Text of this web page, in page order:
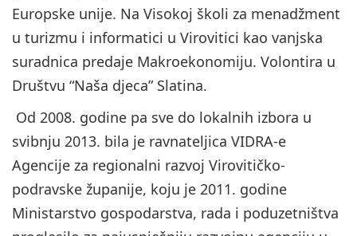
Europske unije. Na Visokoj školi za menadžment
u turizmu i informatici u Virovitici kao vanjska
suradnica predaje Makroekonomiju. Volontira u
Društvu “Naša djeca” Slatina.
Od 2008. godine pa sve do lokalnih izbora u
svibnju 2013. bila je ravnateljica VIDRA-e
Agencije za regionalni razvoj Virovitičko-
podravske županije, koju je 2011. godine
Ministarstvo gospodarstva, rada i poduzetništva